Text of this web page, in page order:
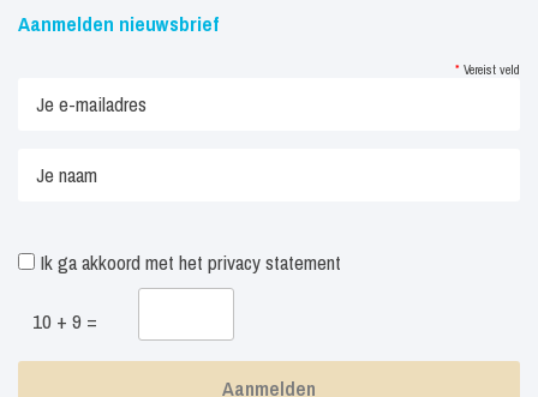
Aanmelden nieuwsbrief
* Vereist veld
Ik ga akkoord met het privacy statement
10 + 9 =